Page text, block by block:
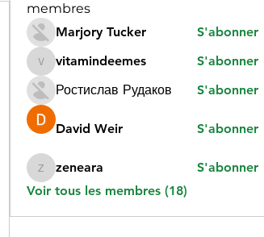
membres
Marjory Tucker
S'abonner
vitamindeemes
vitamindeemes
S'abonner
Ростислав Рудаков
S'abonner
David Weir S'abonner
zeneara
zeneara
S'abonner
Voir tous les membres (18)